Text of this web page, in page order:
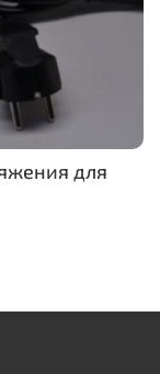
для